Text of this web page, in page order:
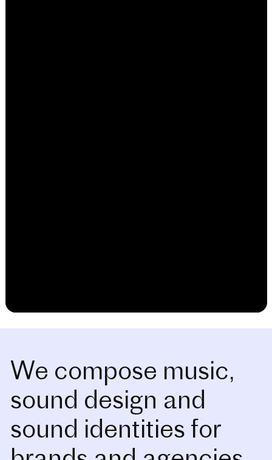
We compose music,
sound design and
sound identities for